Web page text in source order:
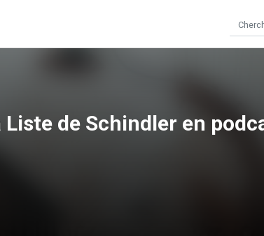
Liste de Schindler en